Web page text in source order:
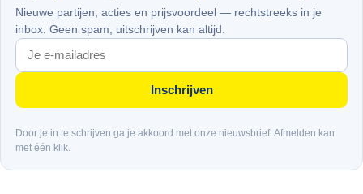
Nieuwe partijen, acties en prijsvoordeel — rechtstreeks in je
inbox. Geen spam, uitschrijven kan altijd.
Inschrijven
Door je in te schrijven ga je akkoord met onze nieuwsbrief. Afmelden kan
met één klik.